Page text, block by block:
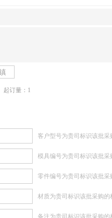
起订量： 1
客户型号为贵司标识该批采
模具编号为贵司标识该批采
零件编号为贵司标识该批采
材质为贵司标识该批采购的
备注为贵司标识该批采购的